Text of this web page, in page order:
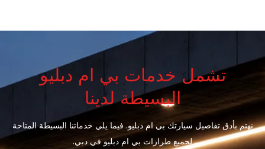
تشمل خدمات بي ام دبليو
البسيطة لدينا
نهتم بأدق تفاصيل سيارتك بي ام دبليو. فيما يلي خدماتنا البسيطة المتاحة
لجميع طرازات بي ام دبليو في دبي.